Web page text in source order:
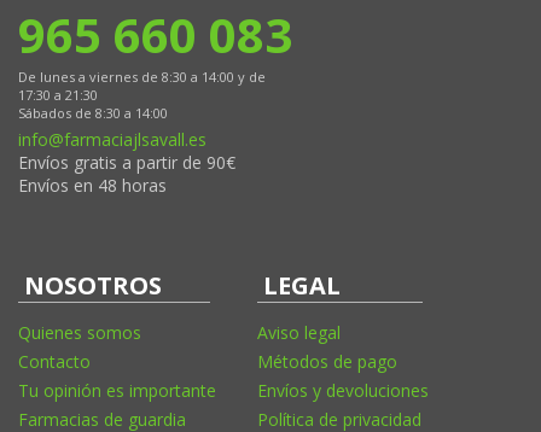
965 660 083
De lunes a viernes de 8:30 a 14:00 y de
17:30 a 21:30
Sábados de 8:30 a 14:00
info@farmaciajlsavall.es
Envíos gratis a partir de 90€
Envíos en 48 horas
NOSOTROS
Quienes somos
Contacto
Tu opinión es importante
Farmacias de guardia
LEGAL
Aviso legal
Métodos de pago
Envíos y devoluciones
Política de privacidad